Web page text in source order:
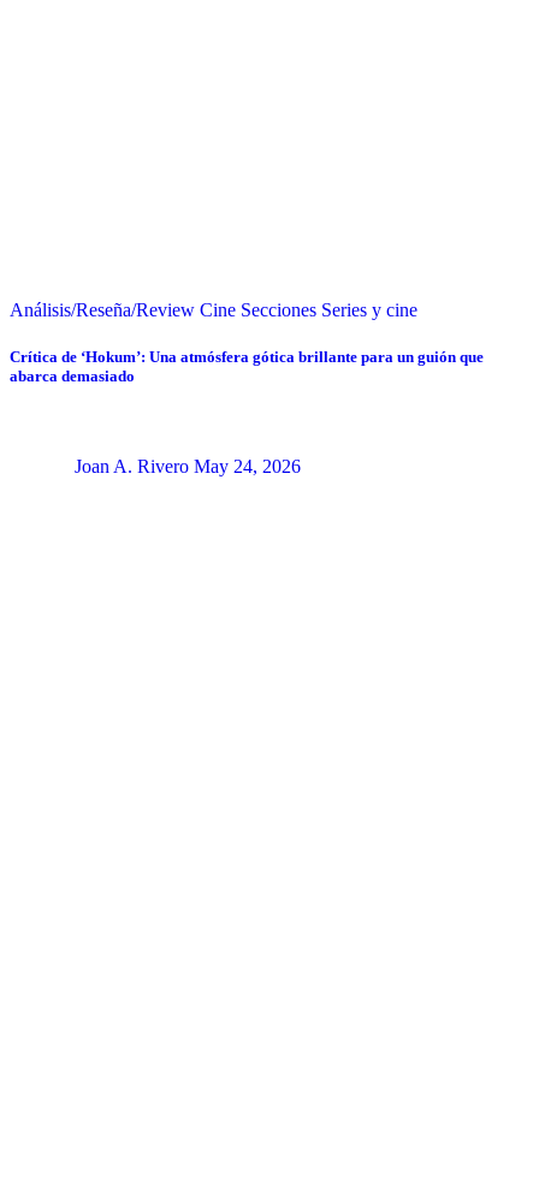
Análisis/Reseña/Review Cine Secciones Series y cine
Crítica de ‘Hokum’: Una atmósfera gótica brillante para un guión que
abarca demasiado
Joan A. Rivero May 24, 2026